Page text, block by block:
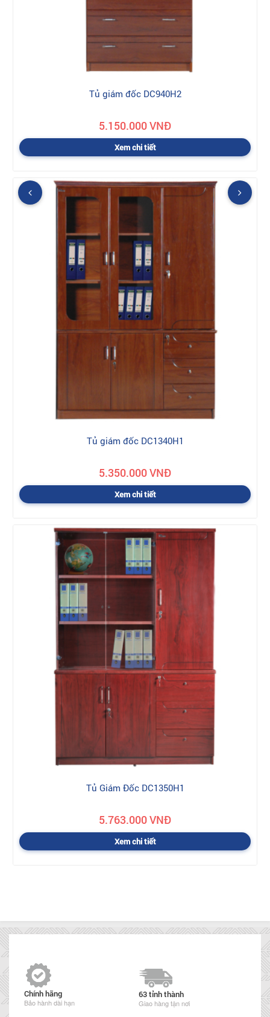
Tủ giám đốc DC940H2
5.150.000 VNĐ
Xem chi tiết
Tủ giám đốc DC1340H1
5.350.000 VNĐ
Xem chi tiết
Tủ Giám Đốc DC1350H1
5.763.000 VNĐ
Xem chi tiết
Chính hãng
Bảo hành dài hạn
63 tỉnh thành
Giao hàng tận nơi